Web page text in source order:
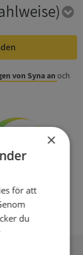
von Syna an och
×
för att
du